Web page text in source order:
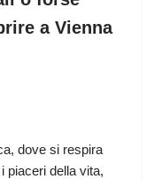
a Vienna
dove si respira
piaceri della vita,